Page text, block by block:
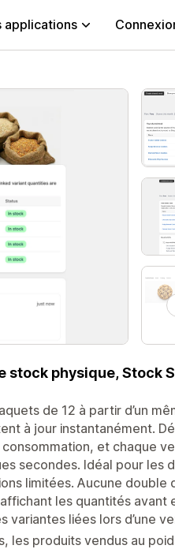
applications
stock physique, Stock
de 12 à partir d’un
à jour instantanément.
et chaque
secondes. Idéal pour les
limitées. Aucune double
les quantités avant
liées lors d’une
les produits vendus au